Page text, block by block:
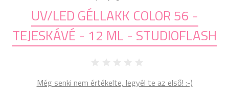
UV/LED GÉLLAKK COLOR 56 -
TEJESKÁVÉ - 12 ML - STUDIOFLASH
Még senki nem értékelte, legyél te az első! :-)